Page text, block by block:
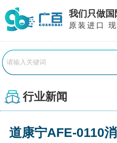
我们只做国
原装进口
行业新闻
道康宁AFE-0110